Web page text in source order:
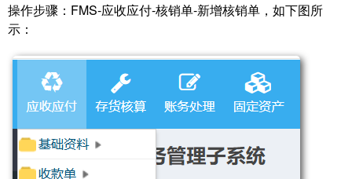
操作步骤：FMS-应收应付-核销单-新增核销单，如下图所
示：